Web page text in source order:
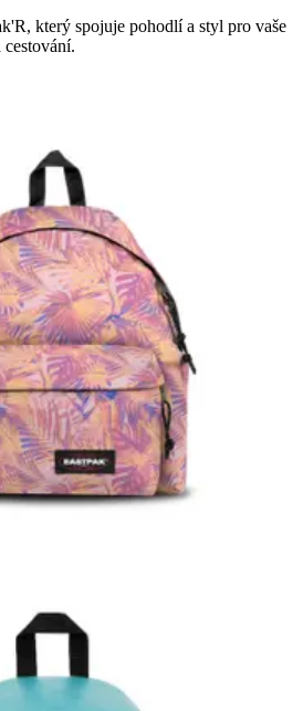
který spojuje pohodlí a styl pro vaše